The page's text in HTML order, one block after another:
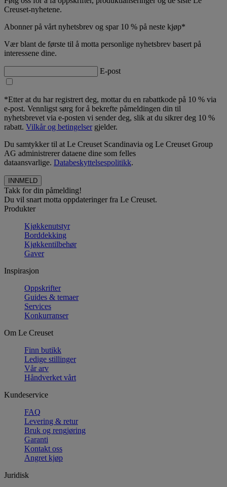
Creuset-nyhetene.
Abonner på vårt nyhetsbrev og spar 10 % på neste kjøp*
Vær blant de første til å motta personlige nyhetsbrev basert på
interessene dine.
E-post
*Etter at du har registrert deg, mottar du en rabattkode på 10 % via
e-post. Vennligst sørg for å bekrefte påmeldingen din til
nyhetsbrevet via e-posten vi sender deg, slik at du sikrer deg 10 %
rabatt. Vilkår og betingelsergjelder.
Du samtykker til at Le Creuset Scandinavia og Le Creuset Group
AG administrerer dataene dine som felles
dataansvarlige. Databeskyttelsespolitikk.
Takk for din påmelding!
Du vil snart motta oppdateringer fra Le Creuset.
Produkter
Kjøkkenutstyr
Borddekking
Kjøkkentilbehør
Gaver
Inspirasjon
Oppskrifter
Guides & temaer
Services
Konkurranser
Om Le Creuset
Finn butikk
Ledige stillinger
Vår arv
Håndverket vårt
Kundeservice
FAQ
Levering & retur
Bruk og rengjøring
Garanti
Kontakt oss
Angret kjøp
Juridisk